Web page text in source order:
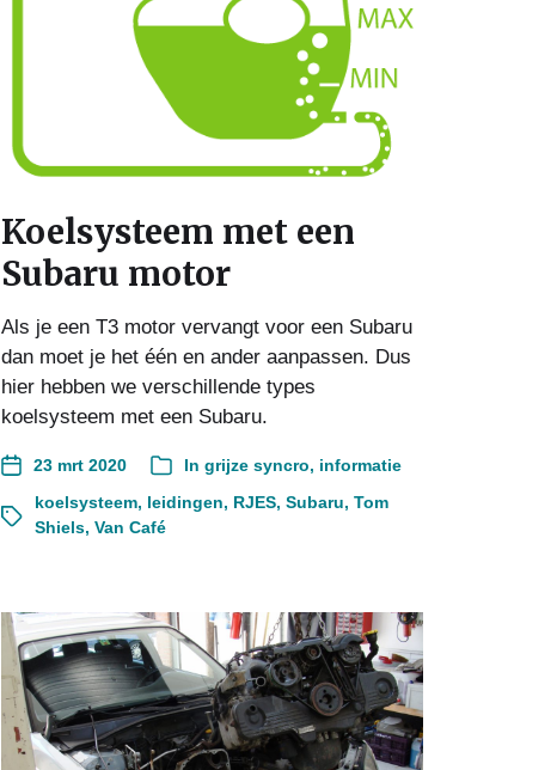
Koelsysteem met een
Subaru motor
Als je een T3 motor vervangt voor een Subaru
dan moet je het één en ander aanpassen. Dus
hier hebben we verschillende types
koelsysteem met een Subaru.
23 mrt 2020 In grijze syncro, informatie
koelsysteem, leidingen, RJES, Subaru, Tom
Shiels, Van Café